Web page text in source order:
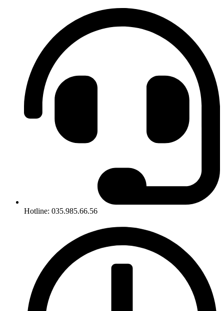
Hotline: 035.985.66.56